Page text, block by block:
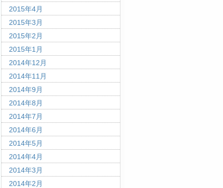
2015年4月
2015年3月
2015年2月
2015年1月
2014年12月
2014年11月
2014年9月
2014年8月
2014年7月
2014年6月
2014年5月
2014年4月
2014年3月
2014年2月